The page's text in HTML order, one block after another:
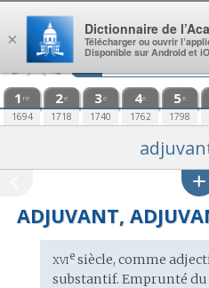
Aller au contenu
1 re
1694
2e
1718
3e
1740
4e
1762
5e
1798
ADJUVANT,
Étymologie
:
xviesiècle, comme
substantif. Emprunté du
×
Dictionnaire de
Télécharger ou ouvrir
Disponible sur Android et